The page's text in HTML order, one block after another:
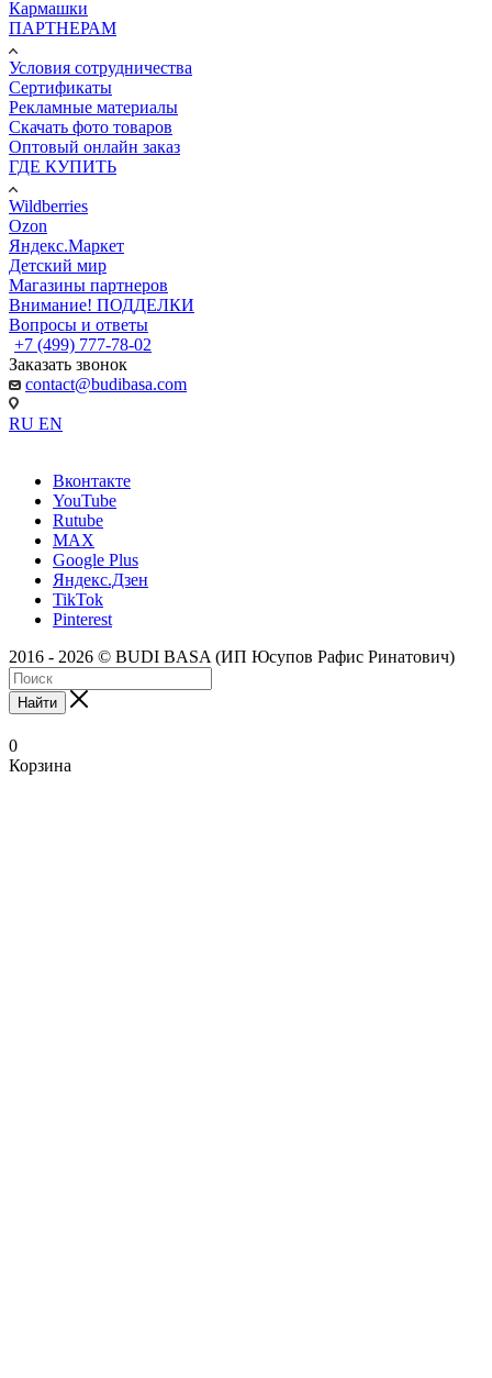
Кармашки
ПАРТНЕРАМ
Условия сотрудничества
Сертификаты
Рекламные материалы
Скачать фото товаров
Оптовый онлайн заказ
ГДЕ КУПИТЬ
Wildberries
Ozon
Яндекс.Маркет
Детский мир
Магазины партнеров
Внимание! ПОДДЕЛКИ
Вопросы и ответы
+7 (499) 777-78-02
Заказать звонок
contact@budibasa.com
RU EN
Вконтакте
YouTube
Rutube
MAX
Google Plus
Яндекс.Дзен
TikTok
Pinterest
2016 - 2026 © BUDI BASA (ИП Юсупов Рафис Ринатович)
Найти
0
Корзина